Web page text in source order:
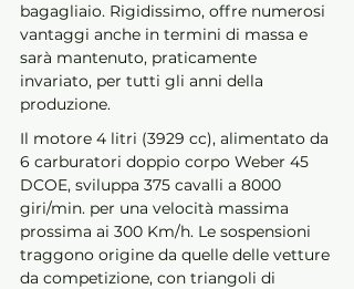
bagagliaio. Rigidissimo, offre numerosi
vantaggi anche in termini di massa e
sarà mantenuto, praticamente
invariato, per tutti gli anni della
produzione.
Il motore 4 litri (3929 cc), alimentato da
6 carburatori doppio corpo Weber 45
DCOE, sviluppa 375 cavalli a 8000
giri/min. per una velocità massima
prossima ai 300 Km/h. Le sospensioni
traggono origine da quelle delle vetture
da competizione, con triangoli di